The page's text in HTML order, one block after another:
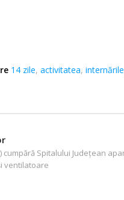
14 zile, activitatea, internările
cumpără Spitalului Județean
ventilatoare